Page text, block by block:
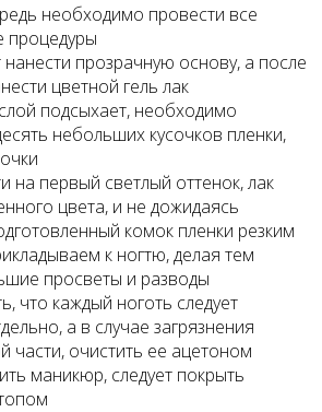
необходимо провести все
процедуры
нанести прозрачную основу, а после
цветной гель лак
подсыхает, необходимо
небольших кусочков пленки,
на первый светлый оттенок, лак
цвета, и не дожидаясь
комок пленки резким
к ногтю, делая тем
просветы и разводы
что каждый ноготь следует
а в случае загрязнения
части, очистить ее ацетоном
маникюр, следует покрыть